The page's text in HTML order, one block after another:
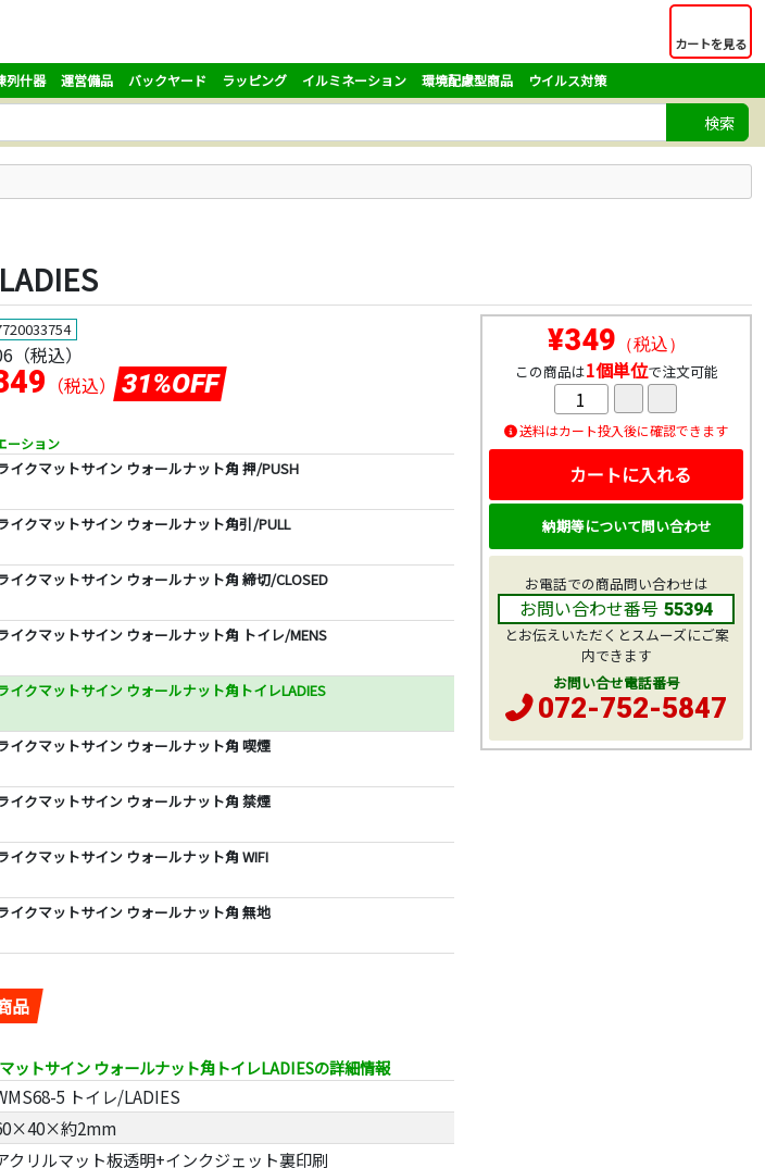
カートを見る
列什器 運営備品 バックヤード ラッピング イルミネーション 環境配慮型商品 ウイルス対策
検索
（税込）
（税込） 31%OFF
ーション
イクマットサイン ウォールナット角 押/PUSH
イクマットサイン ウォールナット角引/PULL
イクマットサイン ウォールナット角 締切/CLOSED
イクマットサイン ウォールナット角 トイレ/MENS
イクマットサイン ウォールナット角トイレLADIES
イクマットサイン ウォールナット角 喫煙
イクマットサイン ウォールナット角 禁煙
イクマットサイン ウォールナット角 WIFI
イクマットサイン ウォールナット角 無地
品
ットサイン ウォールナット角トイレLADIESの詳細情報
5 トイレ/LADIES
約2mm
クリルマット板透明+インクジェット裏印刷
¥349 （税込）
この商品は1個単位で注文可能
送料はカート投入後に確認できます
カートに入れる
納期等について問い合わせ
お電話での商品問い合わせは
お問い合わせ番号 55394
とお伝えいただくとスムーズにご案
内できます
お問い合せ電話番号
072-752-5847